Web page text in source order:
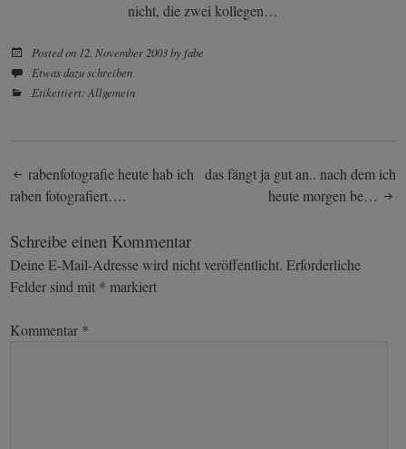
nicht, die zwei kollegen…
Posted on 12. November 2003by fabe
Etwas dazu schreiben
Etikettiert:Allgemein
Post
navigation
rabenfotografie heute hab ich
raben fotografiert….
das fängt ja gut an.. nach dem ich
heute morgen be…
Schreibe einen Kommentar
Deine E-Mail-Adresse wird nicht veröffentlicht. Erforderliche
Felder sind mit * markiert
Kommentar *